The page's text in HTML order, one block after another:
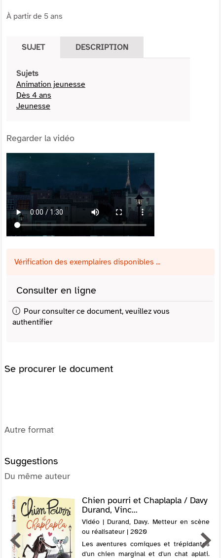
À partir de 5 ans
SUJET DESCRIPTION
Sujets
Animation jeunesse
Dès 4 ans
Jeunesse
Regarder la vidéo
Vérification des exemplaires disponibles ...
Consulter en ligne
Pour consulter ce document, veuillez vous
authentifier
Se procurer le document
Autre format
Suggestions
Du même auteur
Chien pourri et Chaplapla / Davy
Durand, Vinc...
Vidéo | Durand, Davy. Metteur en scène
ou réalisateur | 2020
Les aventures comiques et trépidantes
d'un chien marginal et d'un chat aplati.